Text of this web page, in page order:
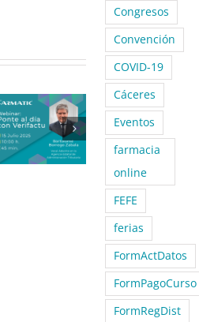
Congresos
Convención
COVID-19
Cáceres
Eventos
farmacia
online
FEFE
ferias
FormActDatos
FormPagoCurso
FormRegDist